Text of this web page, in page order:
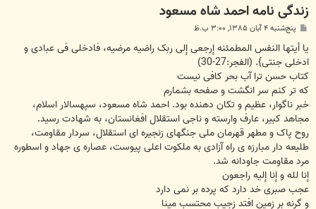
زندگی نامه احمد شاه مسعود
س
ت
پنج‌شنبه ۴ آبان ۱۳۸۵, ۳:۰۰ ب.ظ
یا أیتها النفس المطمئنه إرجعی إلی ربک راضیه مرضیه، فادخلی فی عبادی و
ادخلی جنتی}. (الفجر:27-30)
کتاب حسن ترا آب بحر کافی نیست
که تر کنم سر انگشت و صفحه بشمارم
خبر ناگوار، عظیم و تکان دهنده بود. احمد شاه مسعود، سپهسالار اسلام،
مجاهد کبیر، عارف وارسته و ناجی استقلال افغانستان، به شهادت رسید.
روح پاک و مطهر قهرمان ملی جنگهای زنجیره ای استقلال، سردار مقاومت،
طلیعه دار مبارزه ی راه آزادی به ملکوت اعلی پیوست، عصاره ی جهاد و اسطوره
مرد مقاومت جاودانه شد.
إنا لله و إنا إلیه راجعون
عجب صبری خد دارد که پرده بر نمی دارد
و گرنه بر زمین افتد زجیب محتسب مینا